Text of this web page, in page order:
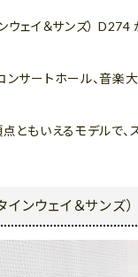
ェイ＆サンズ） D274
サートホール、音楽
ともいえるモデルで
インウェイ＆サン